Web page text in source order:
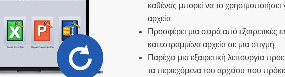
καθένας μπορεί να το χρησιμοποιήσει
αρχεία.
Προσφέρει μια σειρά από εξαιρετικές
κατεστραμμένα αρχεία σε μια στιγμή.
Παρέχει μια εξαιρετική λειτουργία
τα περιεχόμενα του αρχείου που